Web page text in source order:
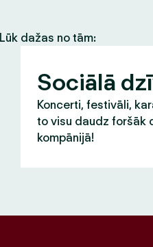
dažas no tām:
Sociālā
Koncerti, festivāli,
to visu daudz foršāk
kompānijā!